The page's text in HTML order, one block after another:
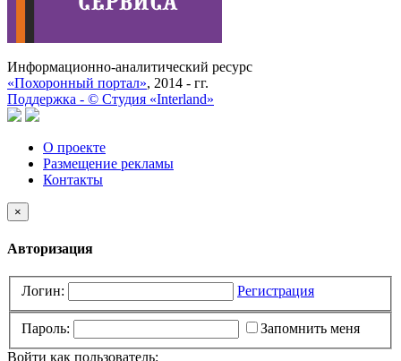
Информационно-аналитический ресурс
«Похоронный портал», 2014 - гг.
Поддержка - © Cтудия «Interland»
О проекте
Размещение рекламы
Контакты
×
Авторизация
Логин: Регистрация
Пароль:
Запомнить меня
Войти как пользователь: